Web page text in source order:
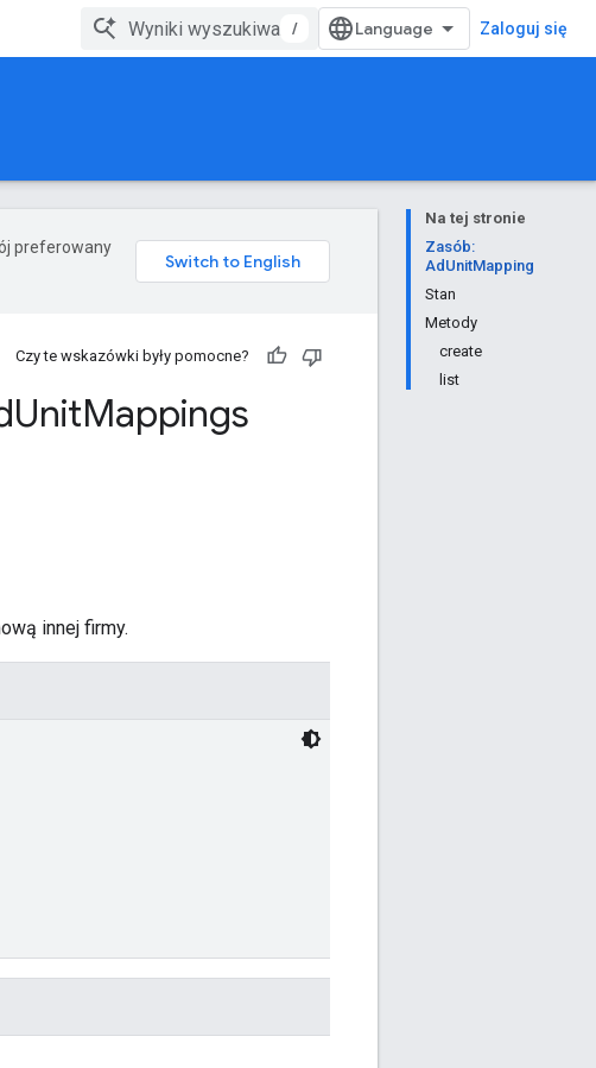
/ Zaloguj się
Na tej stronie
Zasób:
AdUnitMapping
Stan
Metody
create
list
preferowany
Czy te wskazówki były pomocne?
UnitMappings
innej firmy.